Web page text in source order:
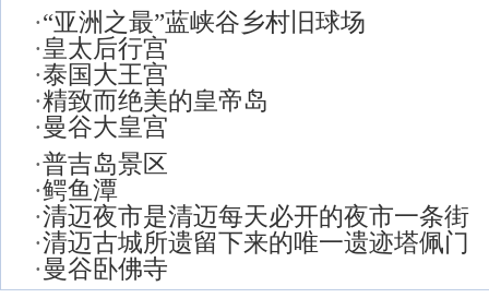
·“亚洲之最”蓝峡谷乡村旧球场
·皇太后行宫
·泰国大王宫
·精致而绝美的皇帝岛
·曼谷大皇宫
·普吉岛景区
·鳄鱼潭
·清迈夜市是清迈每天必开的夜市一条街
·清迈古城所遗留下来的唯一遗迹塔佩门
·曼谷卧佛寺